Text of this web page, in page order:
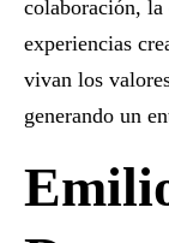
colaboración,
experiencias
vivan los
generando un